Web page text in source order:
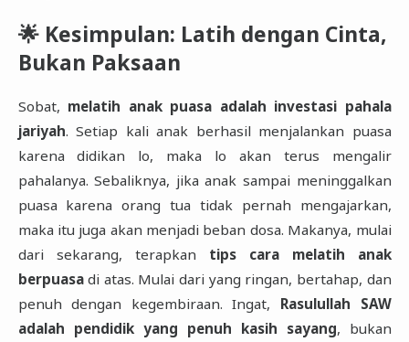
🌟 Kesimpulan: Latih dengan Cinta,
Bukan Paksaan
Sobat, melatih anak puasa adalah investasi pahala
jariyah. Setiap kali anak berhasil menjalankan puasa
karena didikan lo, maka lo akan terus mengalir
pahalanya. Sebaliknya, jika anak sampai meninggalkan
puasa karena orang tua tidak pernah mengajarkan,
maka itu juga akan menjadi beban dosa. Makanya, mulai
dari sekarang, terapkan tips cara melatih anak
berpuasadi atas. Mulai dari yang ringan, bertahap, dan
penuh dengan kegembiraan. Ingat, Rasulullah SAW
adalah pendidik yang penuh kasih sayang, bukan